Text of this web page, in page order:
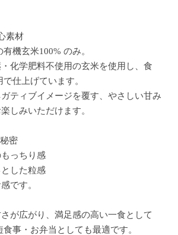
素材
機玄米100% のみ。
化学肥料不使用の玄米を使用し、食
仕上げています。
ティブイメージを覆す、やさしい甘み
しみいただけます。
密
っちり感
した粒感
です。
が広がり、満足感の高い一食として
事・お弁当としても最適です。